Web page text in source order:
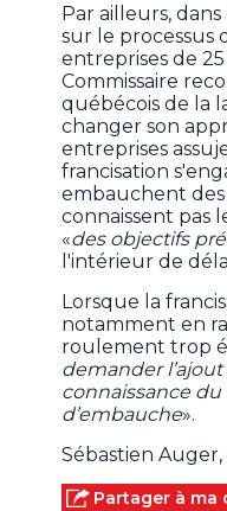
Par ailleurs,
sur le processus
entreprises de
Commissaire
québécois de la
changer son
entreprises
francisation
embauchent
connaissent pas
«des objectifs
l'intérieur de
Lorsque la
notamment en
roulement trop
demander
connaissance
d’embauche».
Sébastien Auger,
Partager à ma